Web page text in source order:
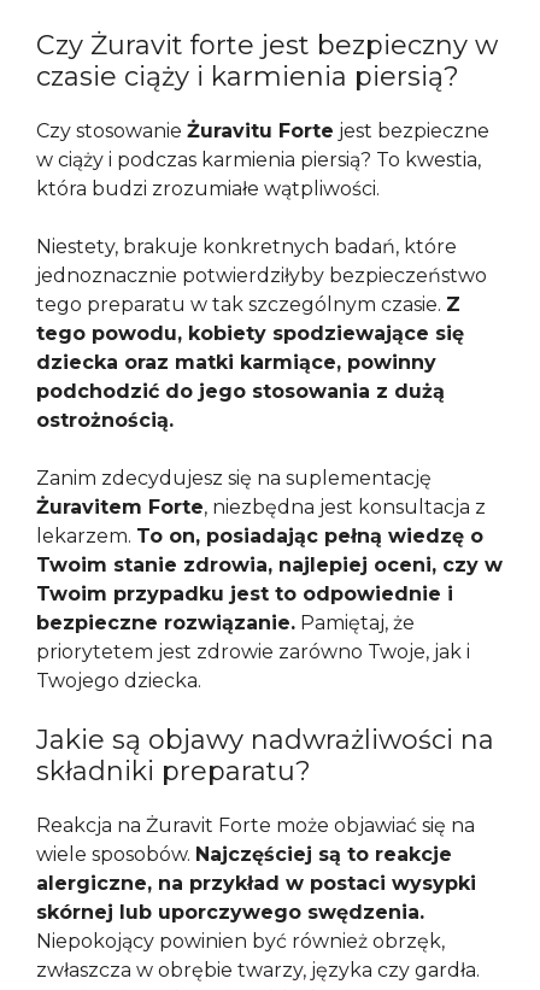
Czy Żuravit forte jest bezpieczny w
czasie ciąży i karmienia piersią?
Czy stosowanie Żuravitu Forte jest bezpieczne
w ciąży i podczas karmienia piersią? To kwestia,
która budzi zrozumiałe wątpliwości.
Niestety, brakuje konkretnych badań, które
jednoznacznie potwierdziłyby bezpieczeństwo
tego preparatu w tak szczególnym czasie. Z
tego powodu, kobiety spodziewające się
dziecka oraz matki karmiące, powinny
podchodzić do jego stosowania z dużą
ostrożnością.
Zanim zdecydujesz się na suplementację
Żuravitem Forte, niezbędna jest konsultacja z
lekarzem. To on, posiadając pełną wiedzę o
Twoim stanie zdrowia, najlepiej oceni, czy w
Twoim przypadku jest to odpowiednie i
bezpieczne rozwiązanie. Pamiętaj, że
priorytetem jest zdrowie zarówno Twoje, jak i
Twojego dziecka.
Jakie są objawy nadwrażliwości na
składniki preparatu?
Reakcja na Żuravit Forte może objawiać się na
wiele sposobów. Najczęściej są to reakcje
alergiczne, na przykład w postaci wysypki
skórnej lub uporczywego swędzenia.
Niepokojący powinien być również obrzęk,
zwłaszcza w obrębie twarzy, języka czy gardła.